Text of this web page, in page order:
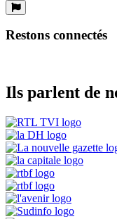
Restons connectés
Ils parlent de